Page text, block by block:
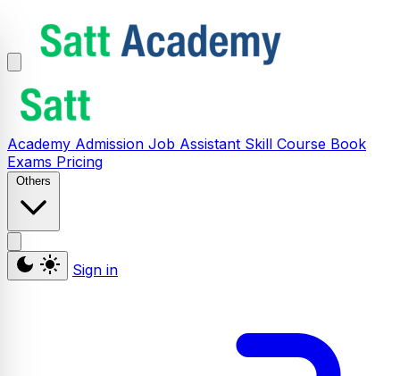
Academy Admission Job Assistant Skill Course Book
Exams Pricing
Others
Sign in